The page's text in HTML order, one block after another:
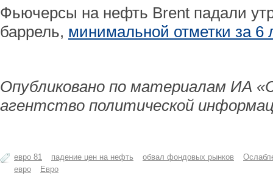
Фьючерсы на нефть Brent падали
баррель, минимальной отметки за 6
Опубликовано по материалам ИА
агентство политической
евро 81 падение цен на нефть обвал фондовых рынков
евро
Евро